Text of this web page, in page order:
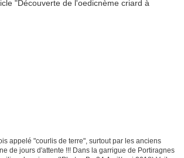
appelé "courlis de terre", surtout par les anciens
de jours d'attente !!! Dans la garrigue de Portiragnes